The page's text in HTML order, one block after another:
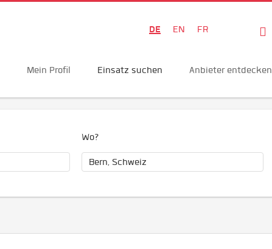
DE EN FR
Mein Profil Einsatz suchen Anbieter entdecken
Wo?